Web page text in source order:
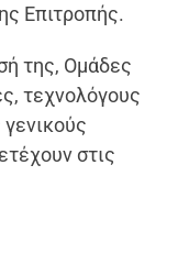
Επιτροπής.
της, Ομάδες
τεχνολόγους
στις